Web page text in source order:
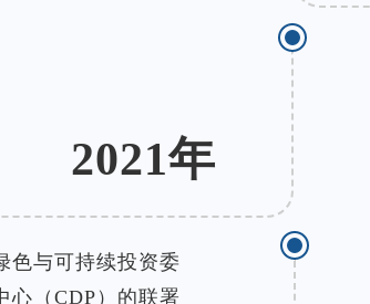
2021年
色与可持续投资委
心（CDP）的联署